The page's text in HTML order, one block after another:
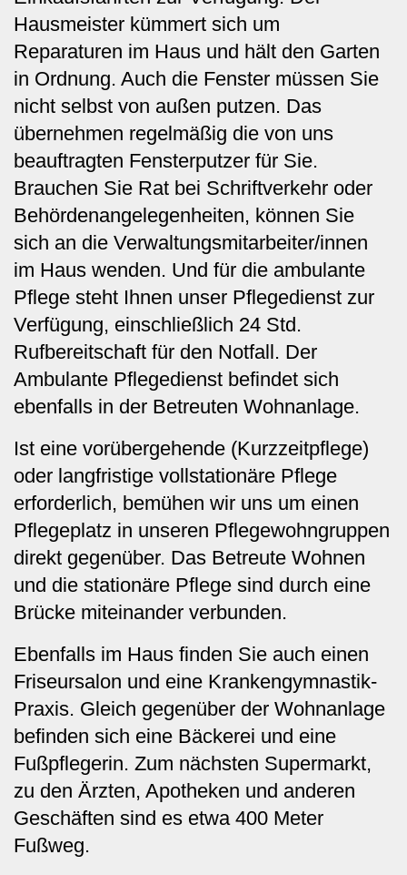
Hausmeister kümmert sich um
Reparaturen im Haus und hält den Garten
in Ordnung. Auch die Fenster müssen Sie
nicht selbst von außen putzen. Das
übernehmen regelmäßig die von uns
beauftragten Fensterputzer für Sie.
Brauchen Sie Rat bei Schriftverkehr oder
Behördenangelegenheiten, können Sie
sich an die Verwaltungsmitarbeiter/innen
im Haus wenden. Und für die ambulante
Pflege steht Ihnen unser Pflegedienst zur
Verfügung, einschließlich 24 Std.
Rufbereitschaft für den Notfall. Der
Ambulante Pflegedienst befindet sich
ebenfalls in der Betreuten Wohnanlage.
Ist eine vorübergehende (Kurzzeitpflege)
oder langfristige vollstationäre Pflege
erforderlich, bemühen wir uns um einen
Pflegeplatz in unseren Pflegewohngruppen
direkt gegenüber. Das Betreute Wohnen
und die stationäre Pflege sind durch eine
Brücke miteinander verbunden.
Ebenfalls im Haus finden Sie auch einen
Friseursalon und eine Krankengymnastik-
Praxis. Gleich gegenüber der Wohnanlage
befinden sich eine Bäckerei und eine
Fußpflegerin. Zum nächsten Supermarkt,
zu den Ärzten, Apotheken und anderen
Geschäften sind es etwa 400 Meter
Fußweg.